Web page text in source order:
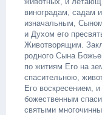
виноградам, садам
изначальным,
и Духом его
Животворящим.
родного Сына
по житиям Его на
спасительною,
Его воскресением,
божественным
святыми